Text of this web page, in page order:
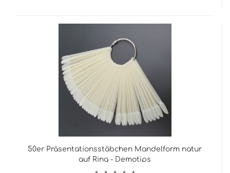
50er Präsentationsstäbchen Mandelform natur
auf Ring - Demotips